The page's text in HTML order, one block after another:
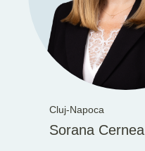
Cluj-Napoca
Sorana Cernea